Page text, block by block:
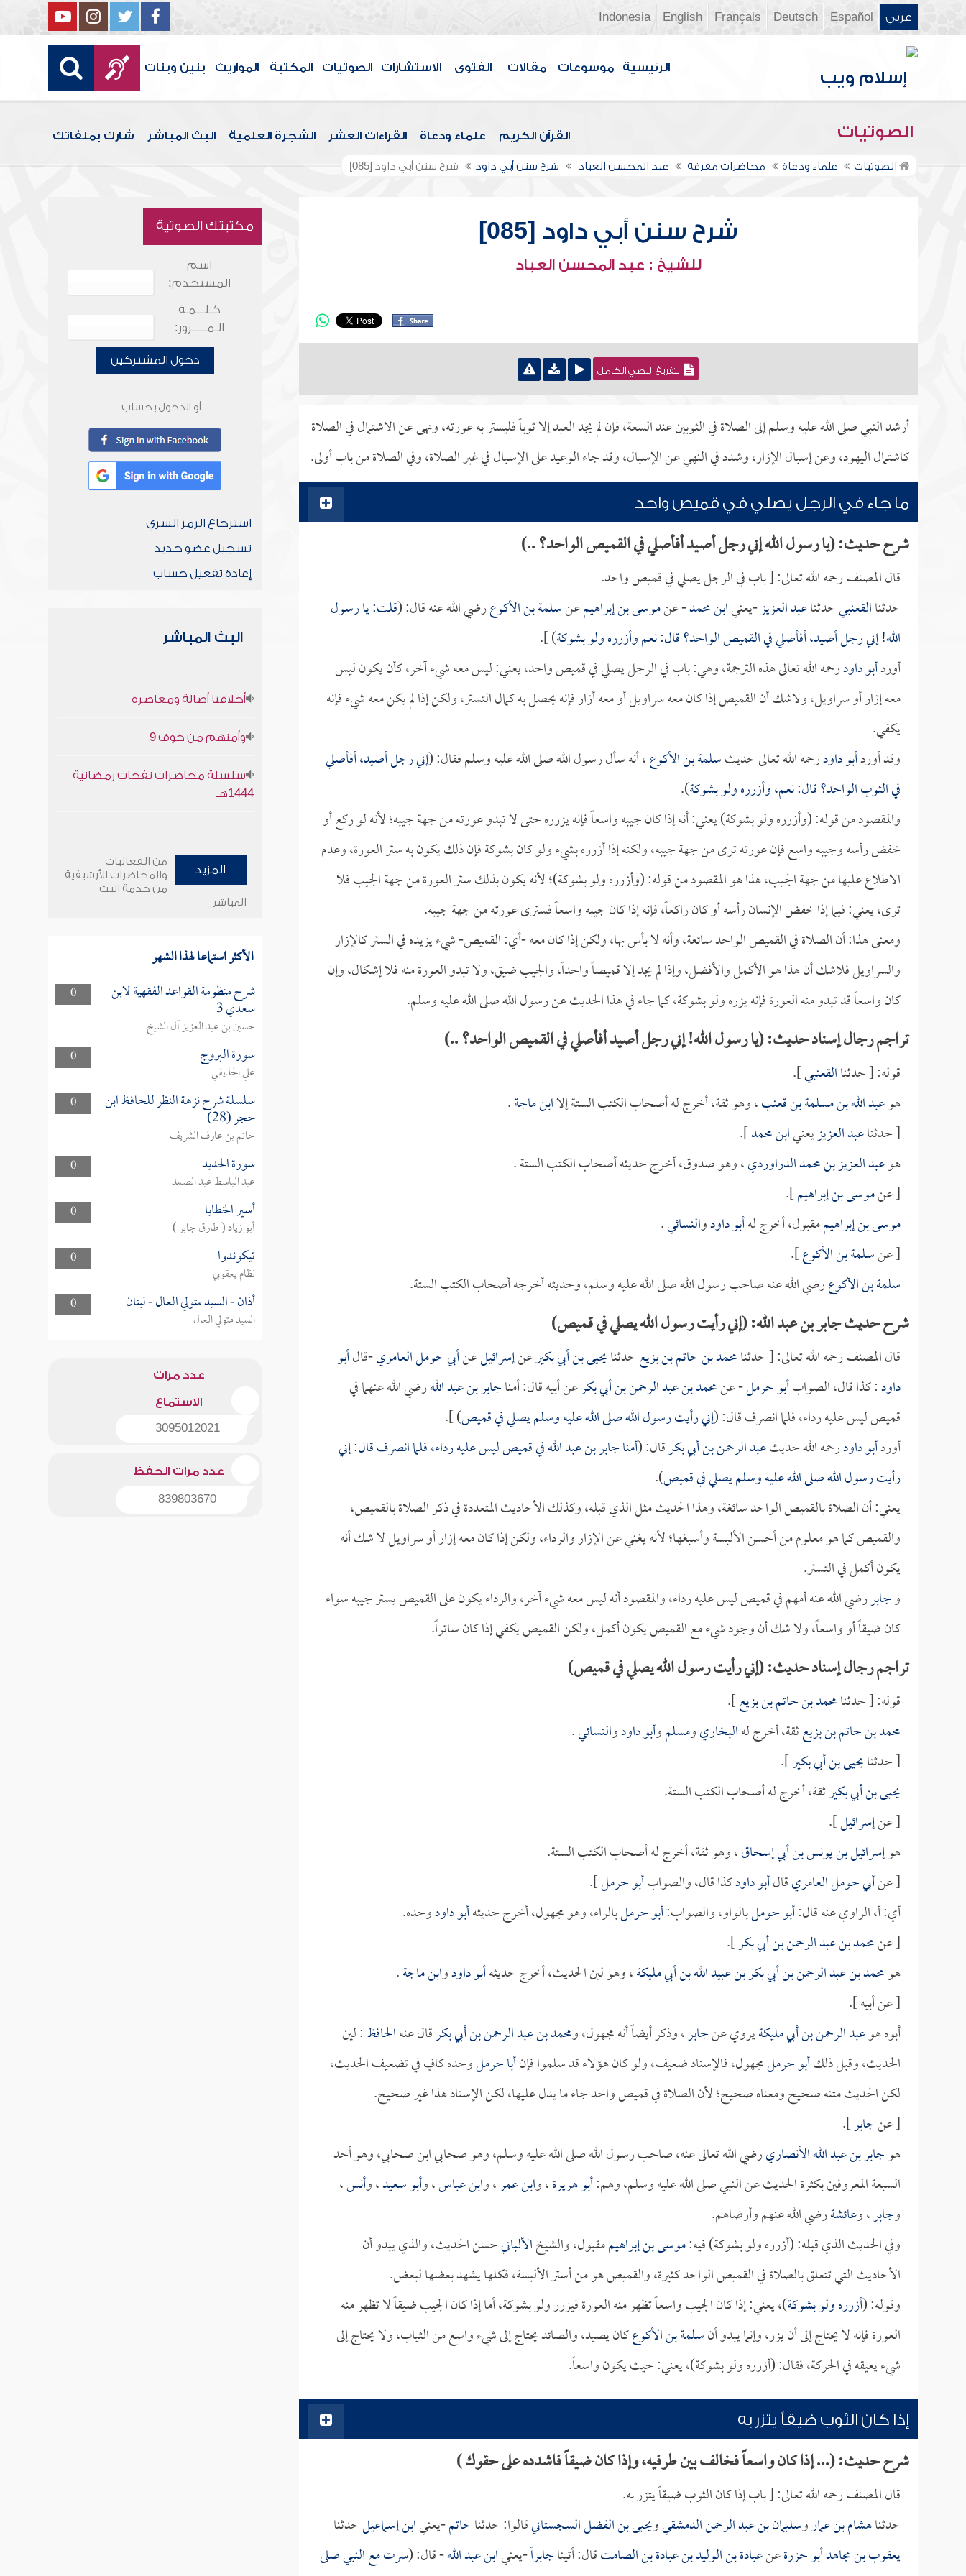
عربي Español
Deutsch
Français
English
Indonesia
الرئيسية موسوعات مقالات الفتوى الاستشارات الصوتيات المكتبة المواريث بنين وبنات
الصوتيات القرآن الكريم علماء ودعاة القراءات العشر الشجرة العلمية البث المباشر شارك بملفاتك
الصوتيات علماء ودعاة محاضرات مفرغة عبد المحسن العباد شرح سنن أبي داود شرح سنن أبي داود [085]
شرح سنن أبي داود [085]
للشيخ : عبد المحسن العباد
التفريغ النصي الكامل
أرشد النبي صلى الله عليه وسلم إلى الصلاة في الثوبين عند السعة، فإن لم يجد العبد إلا ثوباً فليستر به عورته، ونهى عن الاشتمال في الصلاة
كاشتمال اليهود، وعن إسبال الإزار، وشدد في النهي عن الإسبال، وقد جاء الوعيد على الإسبال في غير الصلاة، وفي الصلاة من باب أولى.
ما جاء في الرجل يصلي في قميص واحد
شرح حديث: (يا رسول الله إني رجل أصيد أفأصلي في القميص الواحد؟ ..)
قال المصنف رحمه الله تعالى: [ باب في الرجل يصلي في قميص واحد.
حدثناالقعنبيحدثناعبد العزيز-يعنيابن محمد- عنموسى بن إبراهيمعنسلمة بن الأكوعرضي الله عنه قال: (قلت: يا رسول
الله! إني رجل أصيد، أفأصلي في القميص الواحد؟ قال: نعم وأزرره ولو بشوكة) ].
أوردأبو داودرحمه الله تعالى هذه الترجمة، وهي: باب في الرجل يصلي في قميص واحد، يعني: ليس معه شيء آخر، كأن يكون ليس
معه إزار أو سراويل، ولاشك أن القميص إذا كان معه سراويل أو معه أزار فإنه يحصل به كمال التستر، ولكن إذا لم يكن معه شيء فإنه
يكفي.
وقد أوردأبو داودرحمه الله تعالى حديثسلمة بن الأكوع، أنه سأل رسول الله صلى الله عليه وسلم فقال: (إني رجل أصيد، أفأصلي
في الثوب الواحد؟ قال: نعم، وأزرره ولو بشوكة).
والمقصود من قوله: (وأزرره ولو بشوكة) يعني: أنه إذا كان جيبه واسعاً فإنه يزرره حتى لا تبدو عورته من جهة جيبه؛ لأنه لو ركع أو
خفض رأسه وجيبه واسع فإن عورته ترى من جهة جيبه، ولكنه إذا أزرره بشيء ولو كان بشوكة فإن ذلك يكون به ستر العورة، وعدم
الاطلاع عليها من جهة الجيب، هذا هو المقصود من قوله: (وأزرره ولو بشوكة)؛ لأنه يكون بذلك ستر العورة من جهة الجيب فلا
ترى، يعني: فيما إذا خفض الإنسان رأسه أو كان راكعاً، فإنه إذا كان جيبه واسعاً فسترى عورته من جهة جيبه.
ومعنى هذا: أن الصلاة في القميص الواحد سائغة، وأنه لا بأس بها، ولكن إذا كان معه -أي: القميص- شيء يزيده في الستر كالإزار
والسراويل فلاشك أن هذا هو الأكمل والأفضل، وإذا لم يجد إلا قميصاً واحداً، والجيب ضيق، ولا تبدو العورة منه فلا إشكال، وإن
كان واسعاً قد تبدو منه العورة فإنه يزره ولو بشوكة، كما جاء في هذا الحديث عن رسول الله صلى الله عليه وسلم.
تراجم رجال إسناد حديث: (يا رسول الله! إني رجل أصيد أفأصلي في القميص الواحد؟ ..)
قوله: [ حدثناالقعنبي].
هوعبد الله بن مسلمة بن قعنب، وهو ثقة، أخرج له أصحاب الكتب الستة إلاابن ماجة.
[ حدثناعبد العزيزيعنيابن محمد].
هوعبد العزيز بن محمد الدراوردي، وهو صدوق، أخرج حديثه أصحاب الكتب الستة .
[ عنموسى بن إبراهيم].
موسى بن إبراهيممقبول، أخرج لهأبو داودوالنسائي.
[ عنسلمة بن الأكوع].
سلمة بن الأكوعرضي الله عنه صاحب رسول الله صلى الله عليه وسلم، وحديثه أخرجه أصحاب الكتب الستة.
شرح حديث جابر بن عبد الله: (إني رأيت رسول الله يصلي في قميص)
قال المصنف رحمه الله تعالى: [ حدثنامحمد بن حاتم بن بزيعحدثنايحيى بن أبي بكيرعنإسرائيلعنأبي حومل العامري-قالأبو
داود: كذا قال، الصوابأبو حرمل- عنمحمد بن عبد الرحمن بن أبي بكرعن أبيه قال: أمناجابر بن عبد اللهرضي الله عنهما في
قميص ليس عليه رداء، فلما انصرف قال: (إني رأيت رسول الله صلى الله عليه وسلم يصلي في قميص) ].
أوردأبو داودرحمه الله حديثعبد الرحمن بن أبي بكرقال: (أمناجابر بن عبد اللهفي قميص ليس عليه رداء، فلما انصرف قال: إني
رأيت رسول الله صلى الله عليه وسلم يصلي في قميص).
يعني: أن الصلاة بالقميص الواحد سائغة، وهذا الحديث مثل الذي قبله، وكذلك الأحاديث المتعددة في ذكر الصلاة بالقميص،
والقميص كما هو معلوم من أحسن الألبسة وأسبغها؛ لأنه يغني عن الإزار والرداء، ولكن إذا كان معه إزار أو سراويل لا شك أنه
يكون أكمل في التستر.
وجابررضي الله عنه أمهم في قميص ليس عليه رداء، والمقصود أنه ليس معه شيء آخر، والرداء يكون على القميص يستر جيبه سواء
كان ضيقاً أو واسعاً، ولا شك أن وجود شيء مع القميص يكون أكمل، ولكن القميص يكفي إذا كان ساتراً.
تراجم رجال إسناد حديث: (إني رأيت رسول الله يصلي في قميص)
قوله: [ حدثنامحمد بن حاتم بن بزيع].
محمد بن حاتم بن بزيعثقة، أخرج لهالبخاريومسلموأبو داودوالنسائي.
[ حدثنايحيى بن أبي بكير].
يحيى بن أبي بكيرثقة، أخرج له أصحاب الكتب الستة.
[ عنإسرائيل].
هوإسرائيل بن يونس بن أبي إسحاق، وهو ثقة، أخرج له أصحاب الكتب الستة.
[ عنأبي حومل العامريقالأبو داودكذا قال، والصوابأبو حرمل].
أي: أ، الراوي عنه قال:أبو حوملبالواو، والصواب:أبو حرملبالراء، وهو مجهول، أخرج حديثهأبو داودوحده.
[ عنمحمد بن عبد الرحمن بن أبي بكر].
هومحمد بن عبد الرحمن بن أبي بكر بن عبيد الله بن أبي مليكة، وهو لين الحديث، أخرج حديثهأبو داودوابن ماجة.
[ عن أبيه ].
أبوه هوعبد الرحمن بن أبي مليكةيروي عنجابر، وذكر أيضاً أنه مجهول، ومحمد بن عبد الرحمن بن أبي بكرقال عنهالحافظ: لين
الحديث، وقبل ذلكأبو حرملمجهول، فالإسناد ضعيف، ولو كان هؤلاء قد سلموا فإنأبا حرملوحده كافٍ في تضعيف الحديث،
لكن الحديث متنه صحيح ومعناه صحيح؛ لأن الصلاة في قميص واحد جاء ما يدل عليها، لكن الإسناد هذا غير صحيح.
[ عنجابر].
هوجابر بن عبد الله الأنصاريرضي الله تعالى عنه، صاحب رسول الله صلى الله عليه وسلم، وهو صحابي ابن صحابي، وهو أحد
السبعة المعروفين بكثرة الحديث عن النبي صلى الله عليه وسلم، وهم:أبو هريرة، وابن عمر، وابن عباس، وأبو سعيد، وأنس،
وجابر، وعائشةرضي الله عنهم وأرضاهم.
وفي الحديث الذي قبله: (أزرره ولو بشوكة) فيه:موسى بن إبراهيممقبول، والشيخالألبانيحسن الحديث، والذي يبدو أن
الأحاديث التي تتعلق بالصلاة في القميص الواحد كثيرة، والقميص هو من أستر الألبسة، فكلها يشهد بعضها لبعض.
وقوله: (أزرره ولو بشوكة)، يعني: إذا كان الجيب واسعاً تظهر منه العورة فيزرر ولو بشوكة، أما إذا كان الجيب ضيقاً لا تظهر منه
العورة فإنه لا يحتاج إلى أن يزر، وإنما يبدو أنسلمة بن الأكوعكان يصيد، والصائد يحتاج إلى شيء واسع من الثياب، ولا يحتاج إلى
شيء يعيقه في الحركة، فقال: (أزرره ولو بشوكة)، يعني: حيث يكون واسعاً.
إذا كان الثوب ضيقاً يتزر به
شرح حديث: (... إذا كان واسعاً فخالف بين طرفيه، وإذا كان ضيقاً فاشدده على حقوك )
قال المصنف رحمه الله تعالى: [ باب إذا كان الثوب ضيقاً يتزر به.
حدثناهشام بن عماروسليمان بن عبد الرحمن الدمشقيويحيى بن الفضل السجستانيقالوا: حدثناحاتم-يعنيابن إسماعيلحدثنا
يعقوب بن مجاهد أبو حزرةعنعبادة بن الوليد بن عبادة بن الصامتقال: أتيناجابراً-يعنيابن عبد الله- قال: (سرت مع النبي صلى
مكتبتك الصوتية
اسم
المستخدم:
كـلـــمـة
الـمـــــرور:
دخول المشتركين
أو الدخول بحساب
استرجاع الرمز السري
تسجيل عضو جديد
إعادة تفعيل حساب
البث المباشر
أخلاقنا أصالة ومعاصرة
وأمنهم من خوف 9
سلسلة محاضرات نفحات رمضانية
1444هـ
المزيد
من الفعاليات
والمحاضرات الأرشيفية
من خدمة البث
المباشر
الأكثر استماعا لهذا الشهر
0 شرح منظومة القواعد الفقهية لابن
سعدي 3
حسين بن عبد العزيز آل الشيخ
0
سورة البروج
علي الحذيفي
0
سلسلة شرح نزهة النظر للحافظ ابن
حجر (28)
حاتم بن عارف الشريف
0
سورة الحديد
عبد الباسط عبد الصمد
0
أسير الخطايا
أبو زياد ( طارق جابر )
0
تيكوندوا
نظام يعقوبي
0
أذان - السيد متولي العال - لبنان
السيد متولي العال
عدد مرات
الاستماع
3095012021
عدد مرات الحفظ
839803670